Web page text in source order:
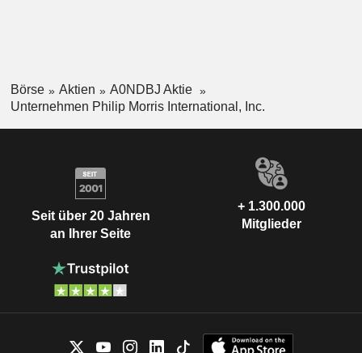
Börse Aktien
A0NDBJ Aktie
Unternehmen Philip Morris International, Inc.
Seit über 20 Jahren
an Ihrer Seite
+ 1.300.000
Mitglieder